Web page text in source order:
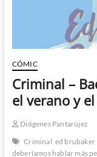
CÓMIC
Criminal –
el verano y
Diógenes Pantarújez
Criminal ed brubaker
deberíamos hablar más